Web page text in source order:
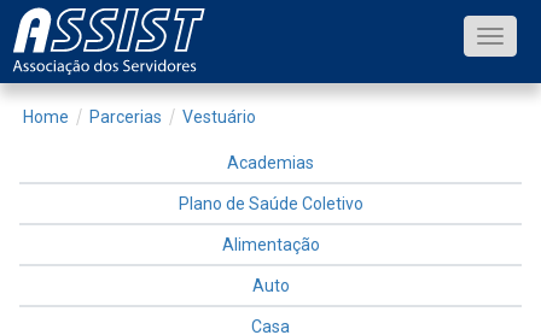
Toggle
Home Parcerias Vestuário
Academias
Plano de Saúde Coletivo
Alimentação
Auto
Casa